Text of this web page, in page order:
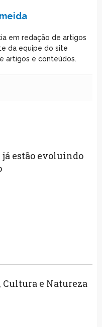
em redação de artigos
da equipe do site
artigos e conteúdos.
já estão evoluindo
Cultura e Natureza